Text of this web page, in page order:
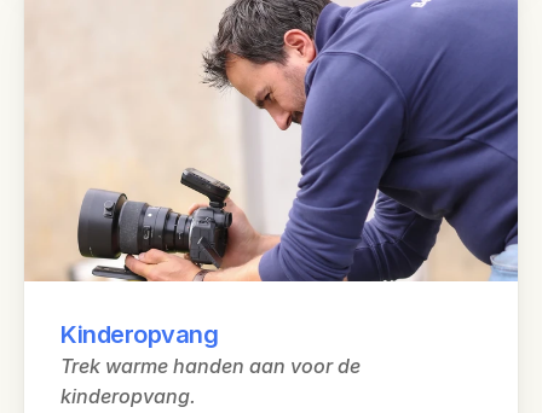
Kinderopvang
Trek warme handen aan voor de
kinderopvang.